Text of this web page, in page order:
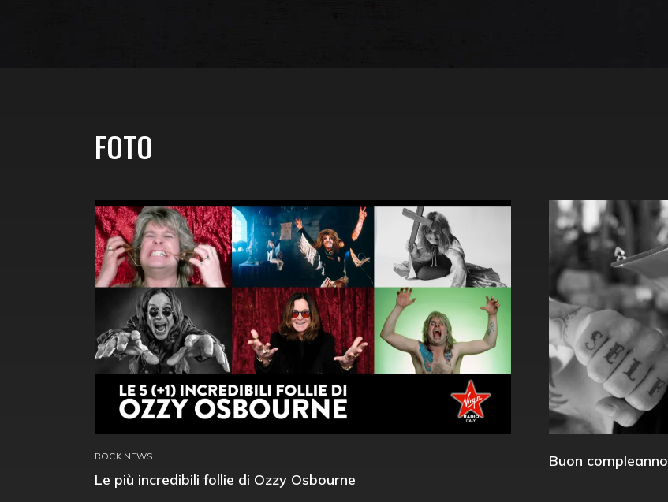
FOTO
ROCK NEWS
Le più incredibili follie di Ozzy Osbourne
Buon